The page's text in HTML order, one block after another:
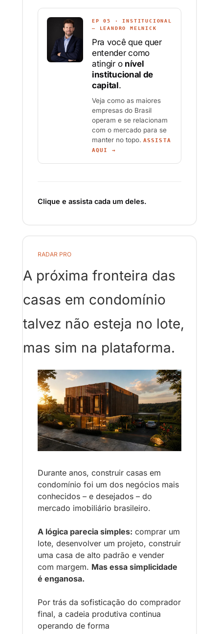
EP 05 · INSTITUCIONAL
— LEANDRO MELNICK
Pra você que quer
entender como
atingir o nível
institucional de
capital.
Veja como as maiores
empresas do Brasil
operam e se relacionam
com o mercado para se
manter no topo. ASSISTA
AQUI →
Clique e assista cada um deles.
RADAR PRO
A próxima fronteira das
casas em condomínio
talvez não esteja no lote,
mas sim na plataforma.
Durante anos, construir casas em
condomínio foi um dos negócios mais
conhecidos – e desejados – do
mercado imobiliário brasileiro.
A lógica parecia simples: comprar um
lote, desenvolver um projeto, construir
uma casa de alto padrão e vender
com margem. Mas essa simplicidade
é enganosa.
Por trás da sofisticação do comprador
final, a cadeia produtiva continua
operando de forma